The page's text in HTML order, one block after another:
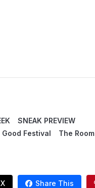
SNEAK PREVIEW
Festival
The Room
Share This